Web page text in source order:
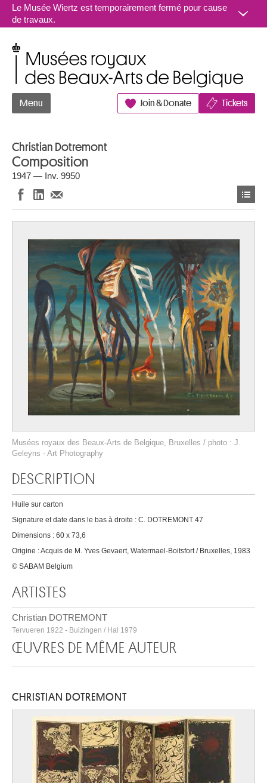
Aller au contenu
Le Musée Wiertz est temporairement fermé pour cause
de travaux.
Menu Join & Donate Tickets
Christian Dotremont
Composition
1947 — Inv. 9950
Musées royaux des Beaux-Arts de Belgique, Bruxelles / photo : J.
Geleyns - Art Photography
DESCRIPTION
Huile sur carton
Signature et date dans le bas à droite : C. DOTREMONT 47
Dimensions : 60 x 73,6
Origine : Acquis de M. Yves Gevaert, Watermael-Boitsfort / Bruxelles, 1983
© SABAM Belgium
ARTISTES
Christian DOTREMONT
Tervueren 1922 - Buizingen / Hal 1979
ŒUVRES DE MÊME AUTEUR
CHRISTIAN DOTREMONT